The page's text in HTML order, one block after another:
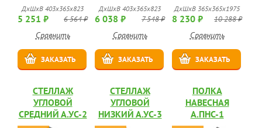
ДхШхВ 403х365х823
5 251 ₽ 6 564 ₽
Сравнить
ЗАКАЗАТЬ
ДхШхВ 403х365х823
6 038 ₽ 7 548 ₽
Сравнить
ЗАКАЗАТЬ
ДхШхВ 365х365х1975
8 230 ₽ 10 288 ₽
Сравнить
ЗАКАЗАТЬ
СТЕЛЛАЖ
УГЛОВОЙ
СРЕДНИЙ А.УС-2
СТЕЛЛАЖ
УГЛОВОЙ
НИЗКИЙ А.УС-3
ПОЛКА
НАВЕСНАЯ
А.ПНС-1